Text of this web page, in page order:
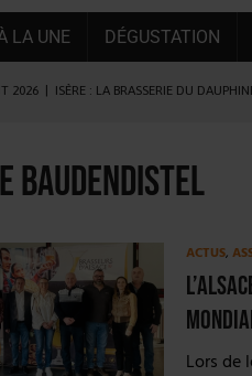
LA UNE DÉGUSTATION
2026 ISÈRE : LA BRASSERIE DU
GÉNÉRATION Z ET LA MODÉRATION
: LA VISION DU GROUPE
| JUIN EN CHR : LA BIÈRE RESTE EN TÊTE,
EMBALLAGE DURABLE : LE BOOM DE LA
A SUPPRIMÉ 3 000 POSTES AU
Baudendistel
ACTUS,
Lors de